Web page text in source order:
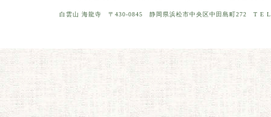
白雲山 海龍寺 〒430-0845 静岡県浜松市中央区中田島町272 T E L